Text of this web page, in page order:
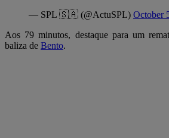
— SPL 🇸🇦 (@ActuSPL) October
Aos 79 minutos, destaque para um
baliza de Bento.